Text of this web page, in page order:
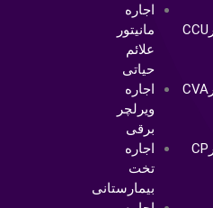
پرستارCCU
پرستارCVA
پرستارCP
اجاره
مانیتور
علائم
حیاتی
اجاره
ویرلچر
برقی
اجاره
تخت
بیمارستانی